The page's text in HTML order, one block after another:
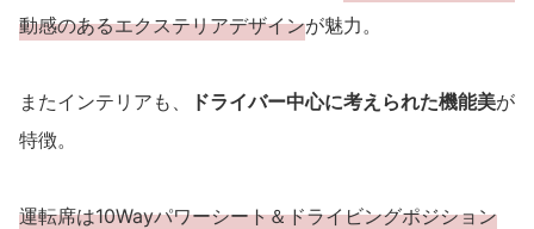
動感のあるエクステリアデザインが魅力。
またインテリアも、 ドライバー中心に考えられた機能美が
特徴。
運転席は10Wayパワーシート＆ドライビングポジション